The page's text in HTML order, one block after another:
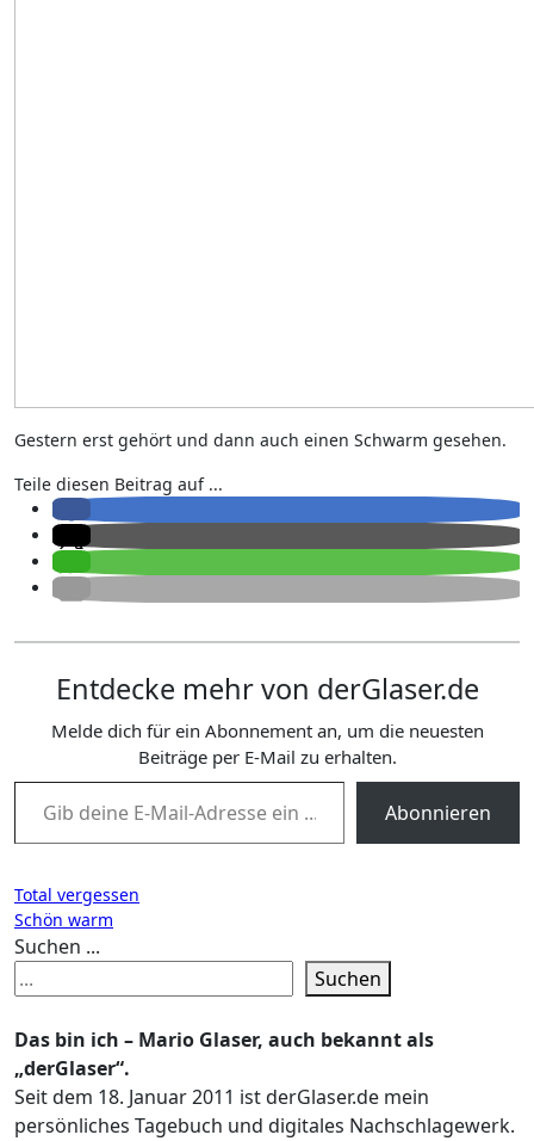
Gestern erst gehört und dann auch einen Schwarm gesehen.
Teile diesen Beitrag auf ...
Entdecke mehr von derGlaser.de
Melde dich für ein Abonnement an, um die neuesten
Beiträge per E-Mail zu erhalten.
Gib deine E-Mail-Adresse ein ...
Abonnieren
Beitragsnavigation
Total vergessen
Schön warm
Suchen ...
Suchen
Das bin ich – Mario Glaser, auch bekannt als
„derGlaser“.
Seit dem 18. Januar 2011 ist derGlaser.de mein
persönliches Tagebuch und digitales Nachschlagewerk.